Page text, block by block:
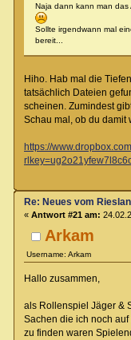
Naja dann kann man
Sollte irgendwann mal
bereit...
Hiho. Hab mal die
tatsächlich Dateien
scheinen. Zumindest
Schau mal, ob du damit
https://
Arkam
Username: Arkam
Re: Neues vom
« Antwort #21 am:
Hallo zusammen,
als Rollenspiel Jäger &
Sachen die ich noch
zu finden waren